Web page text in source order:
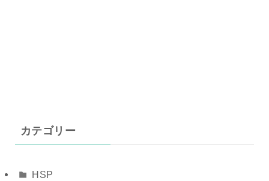
カテゴリー
HSP